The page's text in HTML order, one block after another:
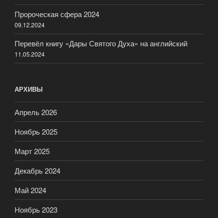
Пророческая сфера 2024
09.12.2024
Перевёл книгу «Дары Святого Духа» на английский
11.05.2024
АРХИВЫ
Апрель 2026
Ноябрь 2025
Март 2025
Декабрь 2024
Май 2024
Ноябрь 2023